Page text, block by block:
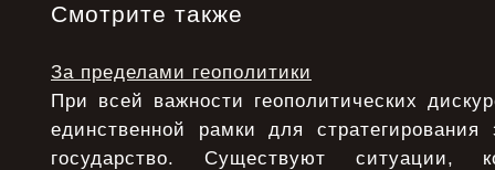
Смотрите также
За пределами геополитики
При всей важности геополитических
единственной рамки для
государство. Существуют ситуации,